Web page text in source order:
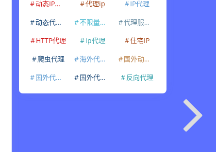
动态IP代理
代理ip
IP代理
动态代理IP
不限量代理IP
代理服务器
HTTP代理
ip代理
住宅IP
爬虫代理
海外代理ip
国外动态IP
国外代理IP
国外代理ip 反向代理